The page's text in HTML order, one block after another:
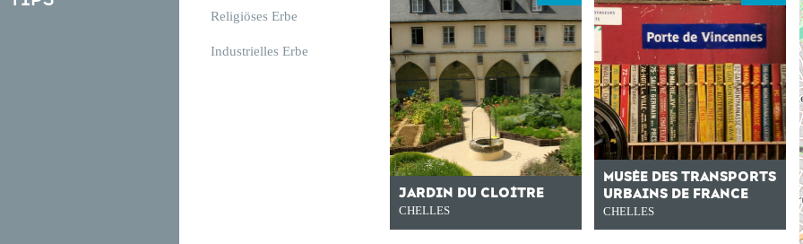
Religiöses Erbe
Industrielles Erbe
JARDIN DU CLOÎTRE
CHELLES
MUSÉE DES TRANSPORTS
URBAINS DE FRANCE
CHELLES